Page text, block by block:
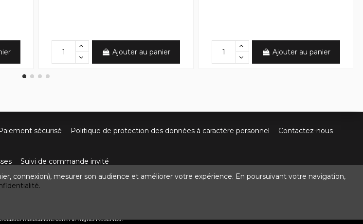
Ajouter au panier Ajouter au panier
sécurisé Politique de protection des données à caractère personnel
Contactez-nous
Suivi de commande invité
de-Borne
motoculture.com. All Rights Reserved.
connexion), mesurer son audience et améliorer votre expérience. En poursuivant votre navigation,